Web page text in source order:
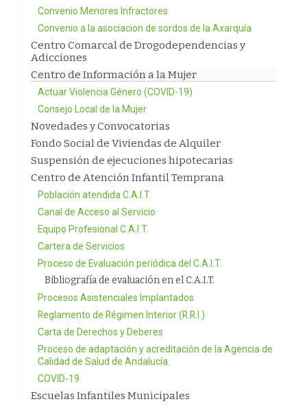
Convenio Menores Infractores
Convenio a la asociacion de sordos de la Axarquía
Centro Comarcal de Drogodependencias y
Adicciones
Centro de Información a la Mujer
Actuar Violencia Género (COVID-19)
Consejo Local de la Mujer
Novedades y Convocatorias
Fondo Social de Viviendas de Alquiler
Suspensión de ejecuciones hipotecarias
Centro de Atención Infantil Temprana
Población atendida C.A.I.T.
Canal de Acceso al Servicio
Equipo Profesional C.A.I.T.
Cartera de Servicios
Proceso de Evaluación periódica del C.A.I.T.
Bibliografía de evaluación en el C.A.I.T.
Procesos Asistenciales Implantados
Reglamento de Régimen Interior (R.R.I.)
Carta de Derechos y Deberes
Proceso de adaptación y acreditación de la Agencia de
Calidad de Salud de Andalucía.
COVID-19
Escuelas Infantiles Municipales